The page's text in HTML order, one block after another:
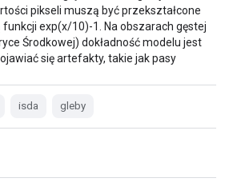
pikseli muszą być przekształcone
exp(x/10)-1. Na obszarach gęstej
Środkowej) dokładność modelu jest
się artefakty, takie jak pasy
isda gleby